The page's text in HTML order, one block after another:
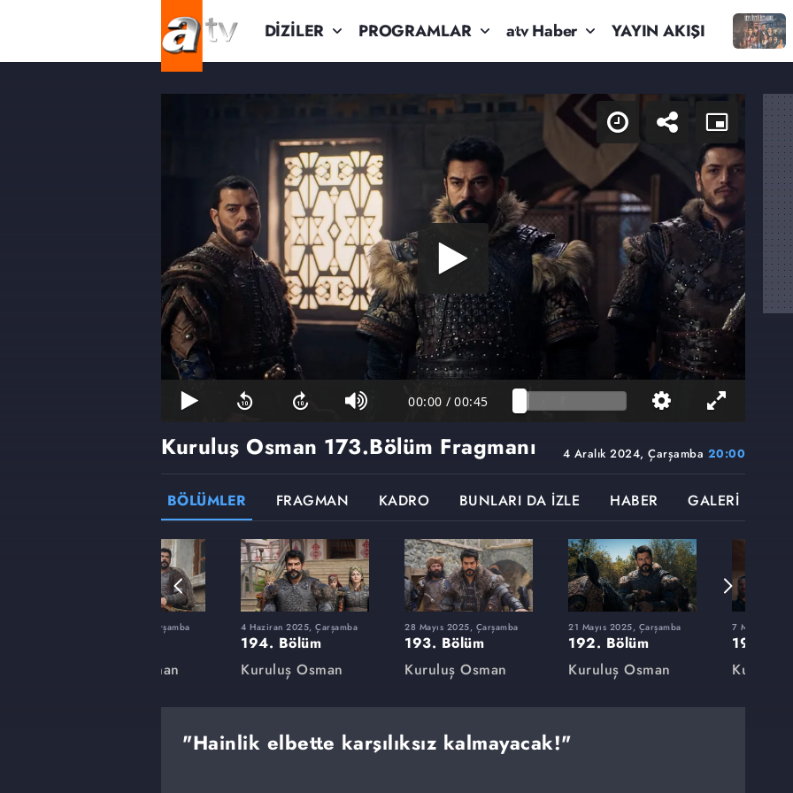
DİZİLER PROGRAMLAR atv Haber YAYIN AKIŞI
00:00 / 00:45
4 Aralık 2024, Çarşamba 20:00
Kuruluş Osman 173.Bölüm Fragmanı
BÖLÜMLER FRAGMAN KADRO BUNLARI DA İZLE HABER GALERİ
12 Şubat 2025, Çarşamba
Kuruluş Osman
4 Haziran 2025, Çarşamba
194. Bölüm
Kuruluş Osman
28 Mayıs 2025, Çarşamba
193. Bölüm
Kuruluş Osman
21 Mayıs 2025, Çarşamba
192. Bölüm
Kuruluş Osman
7 Mayıs 2025,
191.
Kuruluş
"Hainlik elbette karşılıksız kalmayacak!"